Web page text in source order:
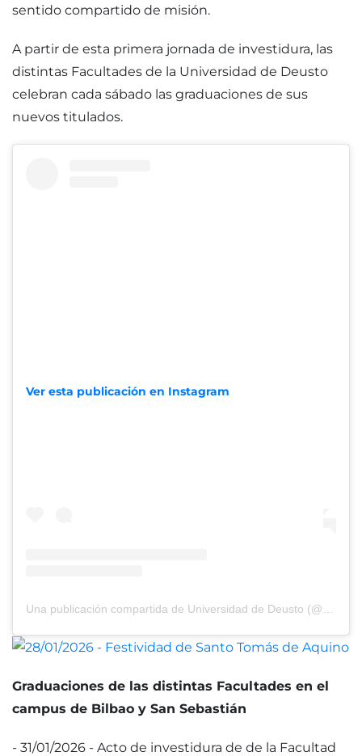
sentido compartido de misión.
A partir de esta primera jornada de investidura, las
distintas Facultades de la Universidad de Deusto
celebran cada sábado las graduaciones de sus
nuevos titulados.
Ver esta publicación en Instagram
Graduaciones de las distintas Facultades en el
campus de Bilbao y San Sebastián
- 31/01/2026 - Acto de investidura de de la Facultad